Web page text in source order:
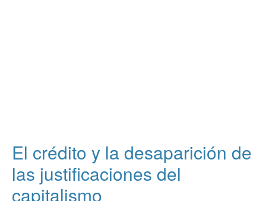
El crédito y la desaparición de
las justificaciones del
capitalismo